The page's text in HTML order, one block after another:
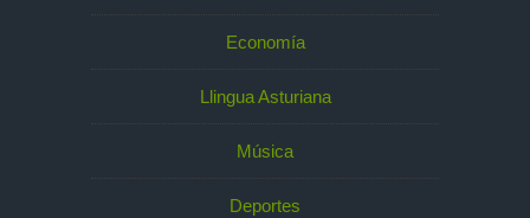
Economía
Llingua Asturiana
Música
Deportes